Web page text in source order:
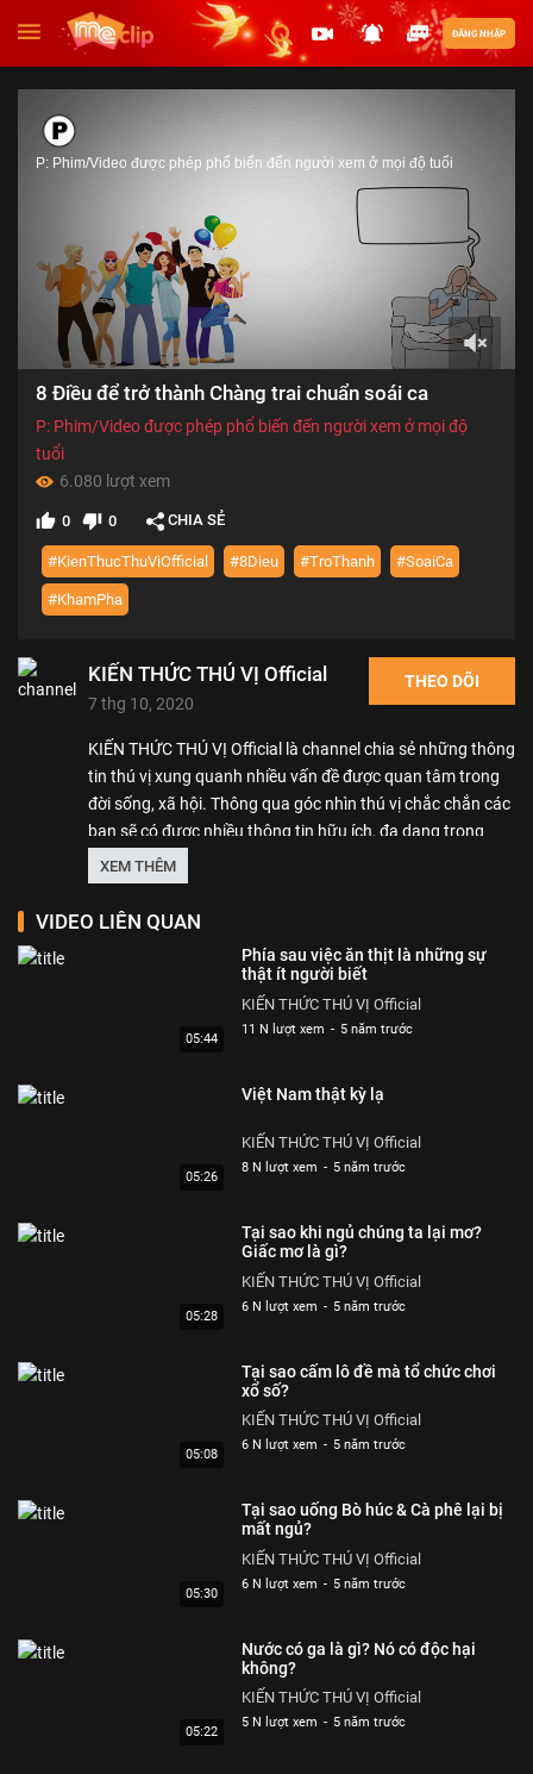
ĐĂNG NHẬP
P: Phim/Video được phép phổ biến đến người xem ở mọi độ tuổi
8 Điều để trở thành Chàng trai chuẩn soái ca
P: Phim/Video được phép phổ biến đến người xem ở mọi độ
tuổi
6.080 lượt xem
0 0 CHIA SẺ
#KienThucThuViOfficial #8Dieu #TroThanh #SoaiCa
#KhamPha
KIẾN THỨC THÚ VỊ Official
7 thg 10, 2020
THEO DÕI
KIẾN THỨC THÚ VỊ Official là channel chia sẻ những thông
tin thú vị xung quanh nhiều vấn đề được quan tâm trong
đời sống, xã hội. Thông qua góc nhìn thú vị chắc chắn các
bạn sẽ có được nhiều thông tin hữu ích, đa dạng trong
cuộc sống. Hy vọng cac bạn có những phút giây giải trí
thoải mái.
Thể loại :KIẾN THỨC THÚ VỊ
XEM THÊM
VIDEO LIÊN QUAN
05:44
Phía sau việc ăn thịt là những sự
thật ít người biết
KIẾN THỨC THÚ VỊ Official
11 N lượt xem - 5 năm trước
05:26
Việt Nam thật kỳ lạ
KIẾN THỨC THÚ VỊ Official
8 N lượt xem - 5 năm trước
05:28
Tại sao khi ngủ chúng ta lại mơ?
Giấc mơ là gì?
KIẾN THỨC THÚ VỊ Official
6 N lượt xem - 5 năm trước
05:08
Tại sao cấm lô đề mà tổ chức chơi
xổ số?
KIẾN THỨC THÚ VỊ Official
6 N lượt xem - 5 năm trước
05:30
Tại sao uống Bò húc & Cà phê lại bị
mất ngủ?
KIẾN THỨC THÚ VỊ Official
6 N lượt xem - 5 năm trước
05:22
Nước có ga là gì? Nó có độc hại
không?
KIẾN THỨC THÚ VỊ Official
5 N lượt xem - 5 năm trước